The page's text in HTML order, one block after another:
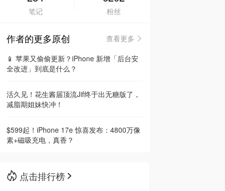
🇦🇺
🇳🇿新西兰
笔记 粉丝
作者的更多原创
查看更多
📱 苹果又偷偷更新？iPhone 新增「后台安
全改进」到底是什么？
活久见！花生酱届顶流Jif终于出无糖版了，
减脂期姐妹快冲！
$599起！iPhone 17e 惊喜发布：4800万像
素+磁吸充电，真香？
点击排行榜